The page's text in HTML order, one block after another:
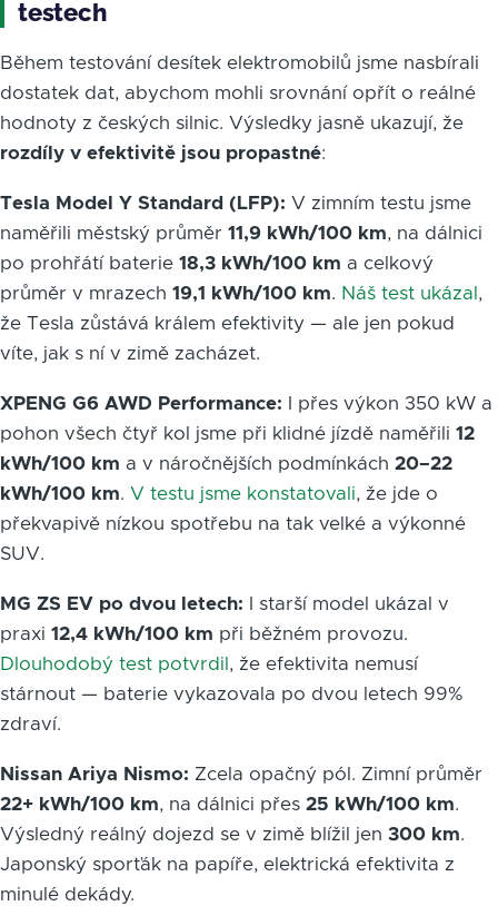
testech
Během testování desítek elektromobilů jsme nasbírali
dostatek dat, abychom mohli srovnání opřít o reálné
hodnoty z českých silnic. Výsledky jasně ukazují, že
rozdíly v efektivitě jsou propastné:
Tesla Model Y Standard (LFP): V zimním testu jsme
naměřili městský průměr 11,9 kWh/100 km, na dálnici
po prohřátí baterie 18,3 kWh/100 km a celkový
průměr v mrazech 19,1 kWh/100 km. Náš test ukázal ,
že Tesla zůstává králem efektivity — ale jen pokud
víte, jak s ní v zimě zacházet.
XPENG G6 AWD Performance: I přes výkon 350 kW a
pohon všech čtyř kol jsme při klidné jízdě naměřili 12
kWh/100 km a v náročnějších podmínkách 20–22
kWh/100 km. V testu jsme konstatovali, že jde o
překvapivě nízkou spotřebu na tak velké a výkonné
SUV.
MG ZS EV po dvou letech: I starší model ukázal v
praxi 12,4 kWh/100 km při běžném provozu.
Dlouhodobý test potvrdil , že efektivita nemusí
stárnout — baterie vykazovala po dvou letech 99%
zdraví.
Nissan Ariya Nismo: Zcela opačný pól. Zimní průměr
22+ kWh/100 km, na dálnici přes 25 kWh/100 km.
Výsledný reálný dojezd se v zimě blížil jen 300 km.
Japonský sporťák na papíře, elektrická efektivita z
minulé dekády.